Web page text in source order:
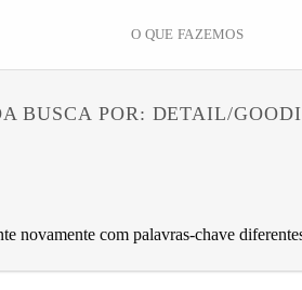
O QUE FAZEMOS
BUSCA POR: DETAIL/
novamente com palavras-chave